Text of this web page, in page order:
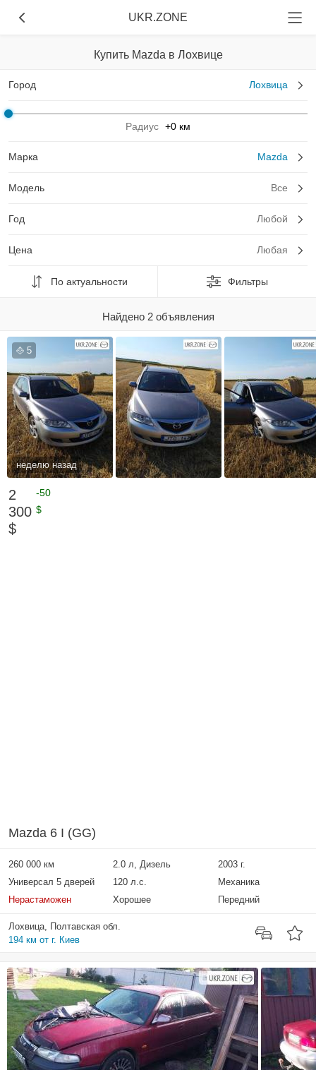
UKR.ZONE
Купить Mazda в Лохвице
Город Лохвица
Радиус +0 км
Марка Mazda
Модель Все
Год Любой
Цена Любая
По актуальности Фильтры
Найдено 2 объявления
5
неделю назад
2
300
$
-50
$
Mazda 6 I (GG)
260 000 км 2.0 л, Дизель
2003 г.
Универсал 5 дверей
120 л.с.
Механика
Нерастаможен
Хорошее Передний
Лохвица, Полтавская обл.
194 км от г. Киев